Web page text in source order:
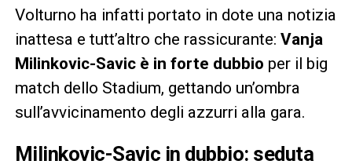
Volturno ha infatti portato in dote una notizia
inattesa e tutt’altro che rassicurante: Vanja
Milinkovic-Savic è in forte dubbio per il big
match dello Stadium, gettando un’ombra
sull’avvicinamento degli azzurri alla gara.
Milinkovic-Savic in dubbio: seduta